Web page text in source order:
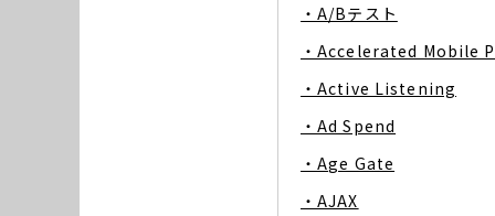
・A/Bテスト
・Accelerated Mobile
・Active Listening
・Ad Spend
・Age Gate
・AJAX